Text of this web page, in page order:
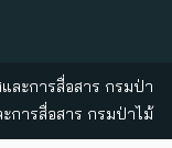
ละการสื่อสาร กรมป่า
การสื่อสาร กรมป่าไม้